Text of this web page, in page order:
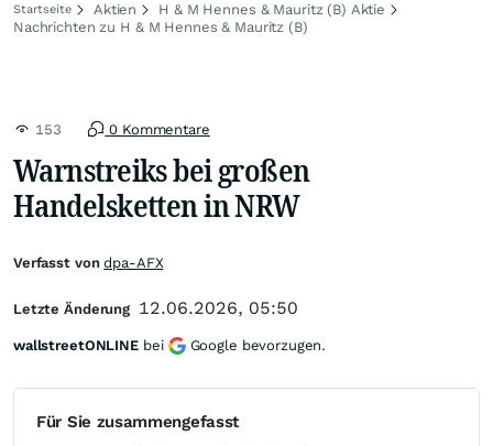
Startseite Aktien
H & M Hennes & Mauritz (B) Aktie
Nachrichten zu H & M Hennes & Mauritz (B)
153 0 Kommentare
Warnstreiks bei großen
Handelsketten in NRW
Für Sie zusammengefasst
Verfasst vondpa-AFX
Letzte Änderung 12.06.2026, 05:50
wallstreetONLINE bei Google bevorzugen.